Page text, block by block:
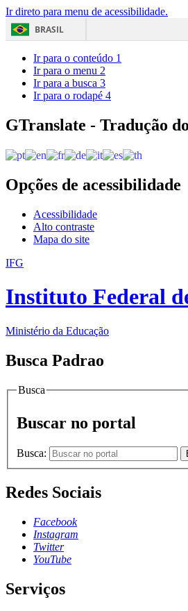
Ir direto para menu de acessibilidade.
BRASIL
Ir para o conteúdo 1
Ir para o menu 2
Ir para a busca 3
Ir para o rodapé 4
GTranslate - Tradução
Opções de acessibilidade
Acessibilidade
Alto contraste
Mapa do site
IFG
Instituto Federal
Ministério da Educação
Busca Padrao
Busca
Buscar no portal
Busca:
Redes Sociais
Facebook
Instagram
Twitter
YouTube
Serviços